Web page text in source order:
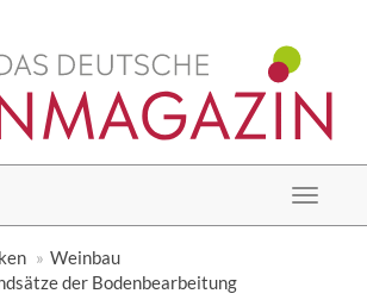
Toggle
Weinbau
der Bodenbearbeitung